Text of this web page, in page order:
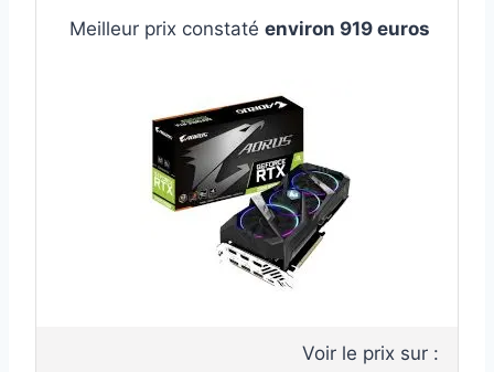
Meilleur prix constaté environ 919 euros
Voir le prix sur :